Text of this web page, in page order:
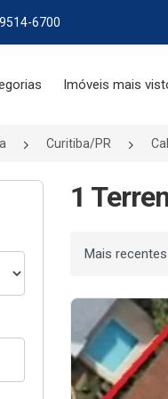
6700
Imóveis mais
Curitiba/PR
1
Ordenar por